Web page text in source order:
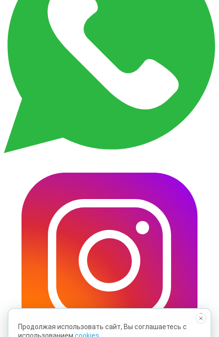
Продолжая использовать сайт, Вы соглашаетесь с